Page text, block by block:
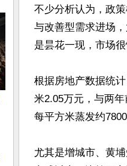
不少分析认为，政
与改善型需求进场
是昙花一现，市场很
根据房地产数据统
米2.05万元，与两
每平方米蒸发约7800
尤其是增城市、黄